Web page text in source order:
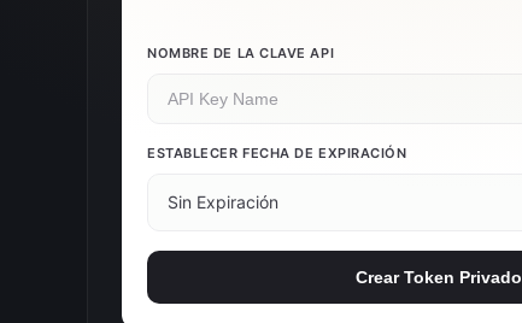
NOMBRE DE LA CLAVE API
ESTABLECER FECHA DE EXPIRACIÓN
Sin Expiración
Crear Token Privado